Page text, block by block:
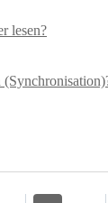
lesen?